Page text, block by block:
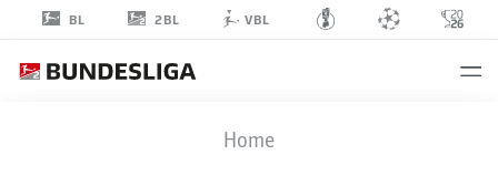
BL 2BL VBL
Home